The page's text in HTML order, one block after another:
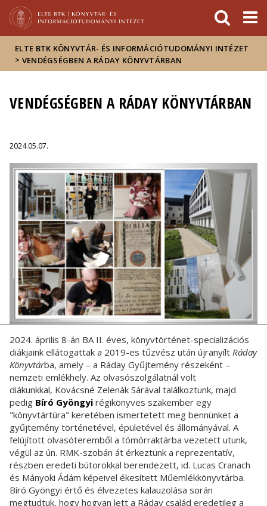
Hírek
Események
ELTE a
sajtóban
ELTE BTK KÖNYVTÁR- ÉS INFORMÁCIÓTUDOMÁNYI INTÉZET
> VENDÉGSÉGBEN A RÁDAY KÖNYVTÁRBAN
VENDÉGSÉGBEN A RÁDAY KÖNYVTÁRBAN
2024.05.07.
2024. április 8-án BA II. éves, könyvtörténet-specializációs
diákjaink ellátogattak a 2019-es tűzvész után újranyílt Ráday
Könyvtárba, amely – a Ráday Gyűjtemény részeként –
nemzeti emlékhely. Az olvasószolgálatnál volt
diákunkkal, Kovácsné Zelenák Sárával találkoztunk, majd
pedig Bíró Gyöngyi régikönyves szakember egy
"könyvtártúra" keretében ismertetett meg bennünket a
gyűjtemény történetével, épületével és állományával. A
felújított olvasóteremből a tömörraktárba vezetett utunk,
végül az ún. RMK-szobán át érkeztünk a reprezentatív,
részben eredeti bútorokkal berendezett, id. Lucas Cranach
és Mányoki Ádám képeivel ékesített Műemlékkönyvtárba.
Bíró Gyöngyi értő és élvezetes kalauzolása során
megtudtuk, hogy hogyan lett a Ráday család eredetileg a